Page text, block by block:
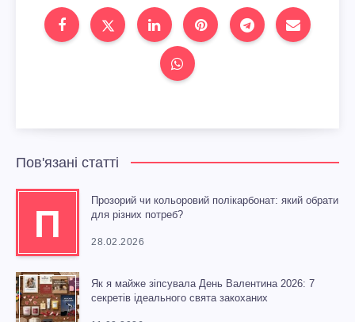
Пов'язані статті
П
Прозорий чи кольоровий полікарбонат: який обрати
для різних потреб?
28.02.2026
Як я майже зіпсувала День Валентина 2026: 7
секретів ідеального свята закоханих